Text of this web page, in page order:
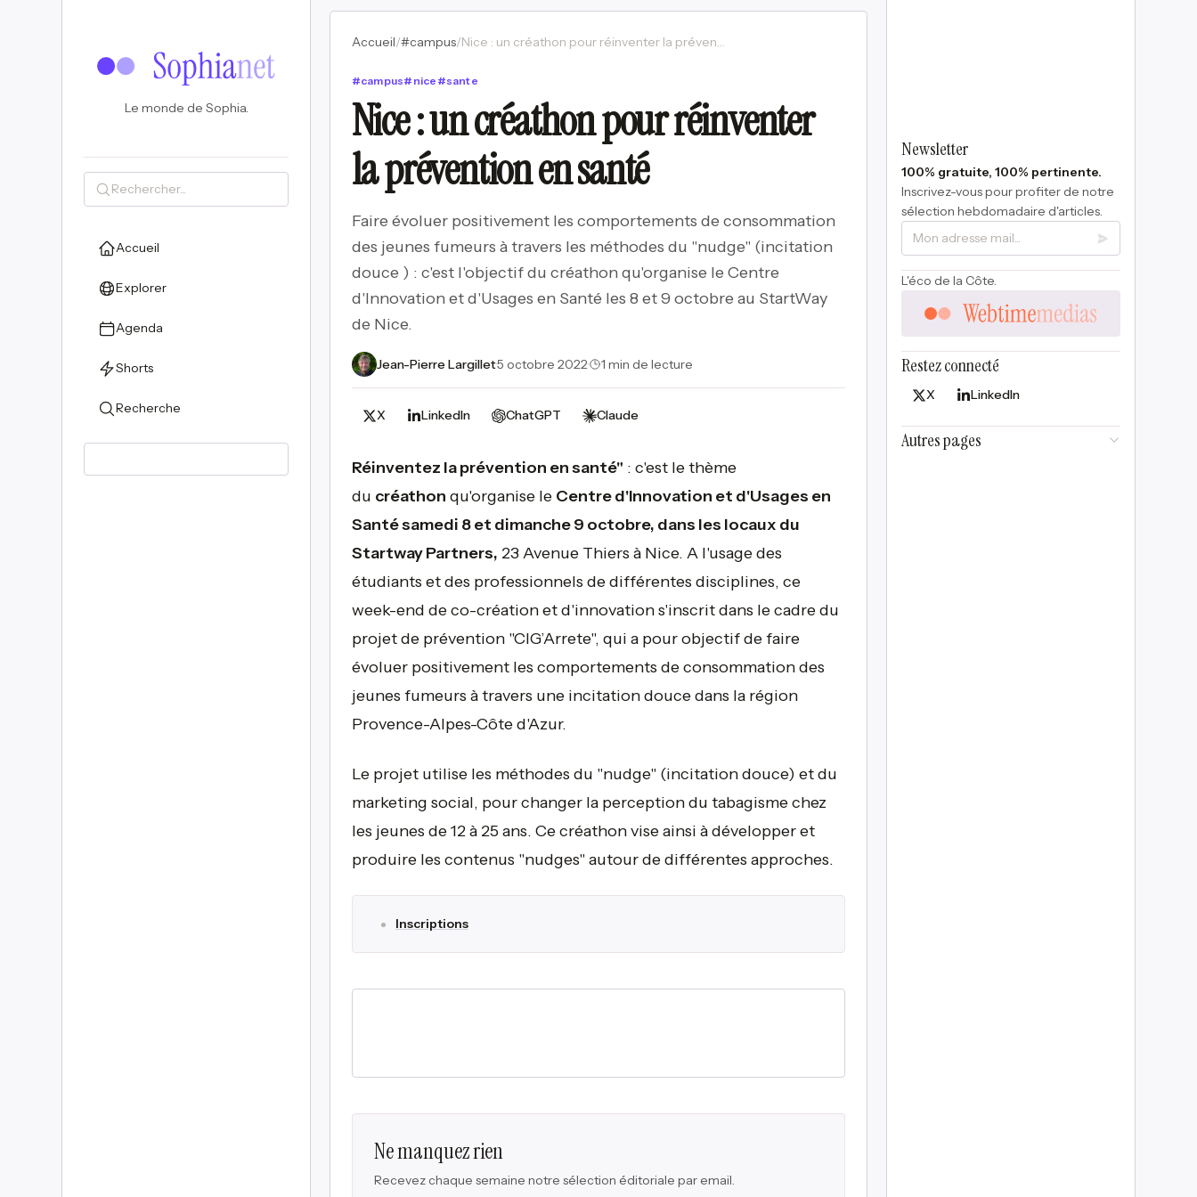
Le monde de Sophia.
Accueil
Explorer
Agenda
Shorts
Recherche
Accueil/#campus/ Nice : un créathon pour réinventer la prévention en santé
#campus# nice #sante
Nice : un créathon pour réinventer
la prévention en santé
Faire évoluer positivement les comportements de consommation
des jeunes fumeurs à travers les méthodes du "nudge" (incitation
douce ) : c'est l'objectif du créathon qu'organise le Centre
d'Innovation et d'Usages en Santé les 8 et 9 octobre au StartWay
de Nice.
Jean-Pierre Largillet·5 octobre 2022· 1 min de lecture
X LinkedIn ChatGPT Claude
Réinventez la prévention en santé" : c'est le thème
du créathon qu'organise le Centre d'Innovation et d'Usages en
Santé samedi 8 et dimanche 9 octobre, dans les locaux du
Startway Partners, 23 Avenue Thiers à Nice. A l'usage des
étudiants et des professionnels de différentes disciplines, ce
week-end de co-création et d'innovation s'inscrit dans le cadre du
projet de prévention "CIG’Arrete", qui a pour objectif de faire
évoluer positivement les comportements de consommation des
jeunes fumeurs à travers une incitation douce dans la région
Provence-Alpes-Côte d'Azur.
Le projet utilise les méthodes du "nudge" (incitation douce) et du
marketing social, pour changer la perception du tabagisme chez
les jeunes de 12 à 25 ans. Ce créathon vise ainsi à développer et
produire les contenus "nudges" autour de différentes approches.
Inscriptions
Ne manquez rien
Recevez chaque semaine notre sélection éditoriale par email.
Newsletter
100% gratuite, 100% pertinente.
Inscrivez-vous pour profiter de notre
sélection hebdomadaire d'articles.
L'éco de la Côte.
Restez connecté
X LinkedIn
Autres pages